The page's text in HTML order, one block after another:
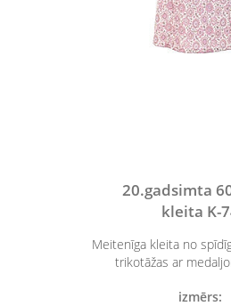
20.gadsimta
kleita K-
Meitenīga kleita no
trikotāžas ar
izmērs: